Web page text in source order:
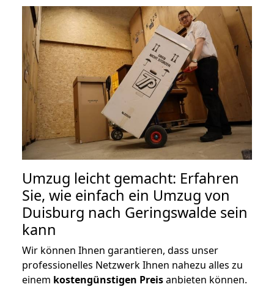
Umzug leicht gemacht: Erfahren
Sie, wie einfach ein Umzug von
Duisburg nach Geringswalde sein
kann
Wir können Ihnen garantieren, dass unser
professionelles Netzwerk Ihnen nahezu alles zu
einem kostengünstigen Preisanbieten können.